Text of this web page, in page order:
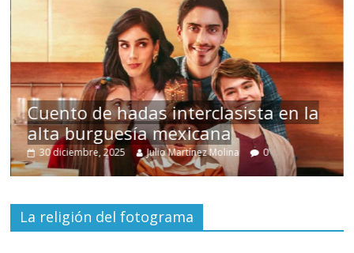
Cuento de hadas interclasista en la
alta burguesía mexicana
30 diciembre, 2025 Julio Martínez Molina 0
La religión del fotograma